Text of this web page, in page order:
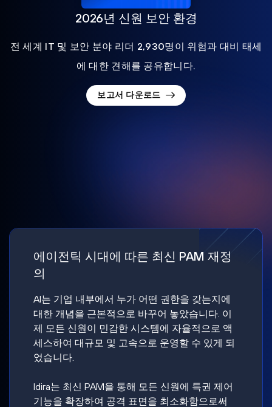
2026년 신원 보안 환경
전 세계 IT 및 보안 분야 리더 2,930명이 위험과 대비 태세
에 대한 견해를 공유합니다.
보고서 다운로드
에이전틱 시대에 따른 최신 PAM 재정
의
AI는 기업 내부에서 누가 어떤 권한을 갖는지에
대한 개념을 근본적으로 바꾸어 놓았습니다. 이
제 모든 신원이 민감한 시스템에 자율적으로 액
세스하여 대규모 및 고속으로 운영할 수 있게 되
었습니다.
Idira는 최신 PAM을 통해 모든 신원에 특권 제어
기능을 확장하여 공격 표면을 최소화함으로써